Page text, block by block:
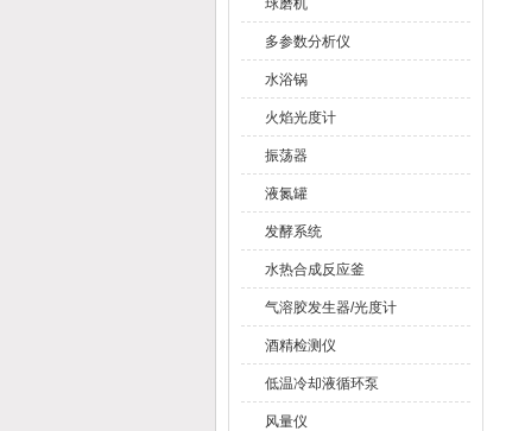
球磨机
多参数分析仪
水浴锅
火焰光度计
振荡器
液氮罐
发酵系统
水热合成反应釜
气溶胶发生器/光度计
酒精检测仪
低温冷却液循环泵
风量仪